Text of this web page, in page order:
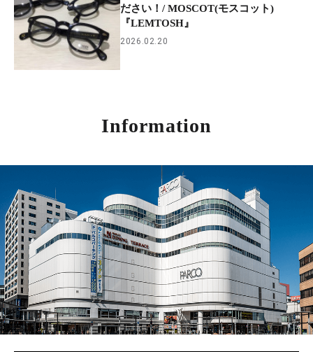
ださい！/ MOSCOT(モスコット)
『LEMTOSH』
2026.02.20
Information